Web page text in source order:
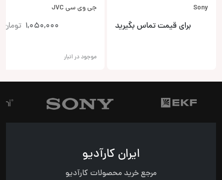
Sony
برای قیمت تماس بگیرید
جی وی سی JVC
1,050,000 تومان
موجود در انبار
ایران کارآدیو
مرجع خرید محصولات کارآدیو